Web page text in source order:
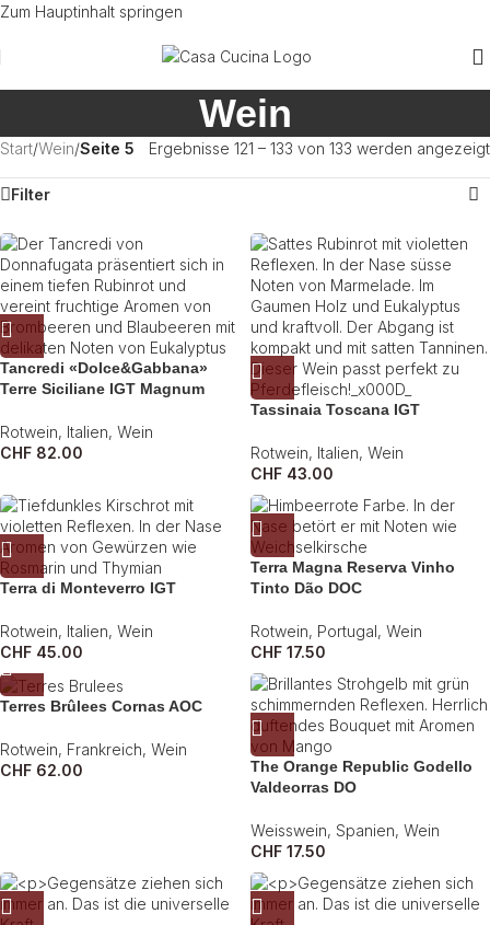
Zum Hauptinhalt springen
Wein
Start/Wein/Seite 5 Ergebnisse 121 – 133 von 133 werden angezeigt
Filter
Tancredi «Dolce&Gabbana»
Terre Siciliane IGT Magnum
Rotwein, Italien, Wein
CHF 82.00
Tassinaia Toscana IGT
Rotwein, Italien, Wein
CHF 43.00
Terra di Monteverro IGT
Rotwein, Italien, Wein
CHF 45.00
Terra Magna Reserva Vinho
Tinto Dão DOC
Rotwein, Portugal, Wein
CHF 17.50
Terres Brûlees Cornas AOC
Rotwein, Frankreich, Wein
CHF 62.00
The Orange Republic Godello
Valdeorras DO
Weisswein, Spanien, Wein
CHF 17.50